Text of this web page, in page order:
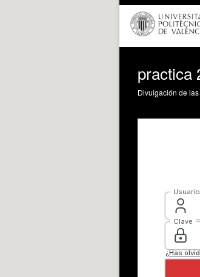
practica
Divulgación de